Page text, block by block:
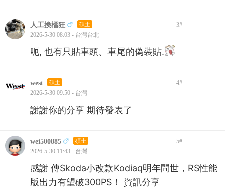
人工換檔狂 碩士 3#
2026-5-30 08:03 - 台灣台北
呃, 也有只貼車頭、車尾的偽裝貼.
west 碩士 4#
2026-5-30 09:50 - 台灣
謝謝你的分享 期待發表了
wei500885 碩士 5#
2026-5-30 11:43 - 台灣
感謝 傳Skoda小改款Kodiaq明年問世，RS性能
版出力有望破300PS！ 資訊分享